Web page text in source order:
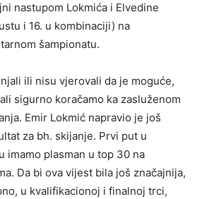
nastupom Lokmića i Elvedine
i 16. u kombinaciji) na
šampionatu.
ili nisu vjerovali da je moguće,
sigurno koračamo ka zasluženom
Emir Lokmić napravio je još
za bh. skijanje. Prvi put u
imamo plasman u top 30 na
Da bi ova vijest bila još značajnija,
u kvalifikacionoj i finalnoj trci,